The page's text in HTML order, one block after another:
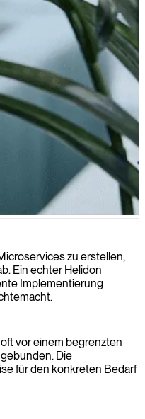
zu erstellen,
Ein echter Helidon
Implementierung
vor einem begrenzten
Die
für den konkreten Bedarf